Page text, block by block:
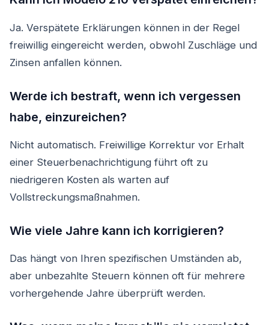
Ja. Verspätete Erklärungen können in der Regel
freiwillig eingereicht werden, obwohl Zuschläge und
Zinsen anfallen können.
Werde ich bestraft, wenn ich vergessen
habe, einzureichen?
Nicht automatisch. Freiwillige Korrektur vor Erhalt
einer Steuerbenachrichtigung führt oft zu
niedrigeren Kosten als warten auf
Vollstreckungsmaßnahmen.
Wie viele Jahre kann ich korrigieren?
Das hängt von Ihren spezifischen Umständen ab,
aber unbezahlte Steuern können oft für mehrere
vorhergehende Jahre überprüft werden.